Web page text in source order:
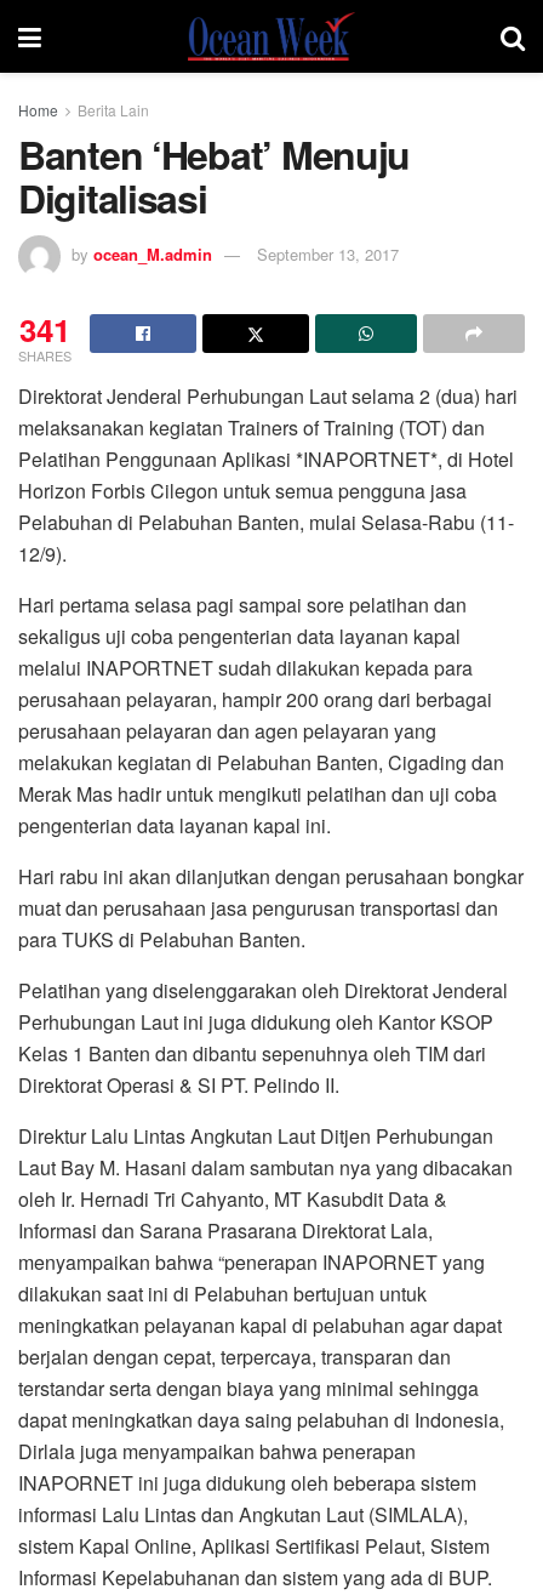
Home Berita Lain
Banten ‘Hebat’ Menuju
Digitalisasi
by ocean_M.admin September 13, 2017
341
SHARES
Direktorat Jenderal Perhubungan Laut selama 2 (dua) hari
melaksanakan kegiatan Trainers of Training (TOT) dan
Pelatihan Penggunaan Aplikasi *INAPORTNET*, di Hotel
Horizon Forbis Cilegon untuk semua pengguna jasa
Pelabuhan di Pelabuhan Banten, mulai Selasa-Rabu (11-
12/9).
Hari pertama selasa pagi sampai sore pelatihan dan
sekaligus uji coba pengenterian data layanan kapal
melalui INAPORTNET sudah dilakukan kepada para
perusahaan pelayaran, hampir 200 orang dari berbagai
perusahaan pelayaran dan agen pelayaran yang
melakukan kegiatan di Pelabuhan Banten, Cigading dan
Merak Mas hadir untuk mengikuti pelatihan dan uji coba
pengenterian data layanan kapal ini.
Hari rabu ini akan dilanjutkan dengan perusahaan bongkar
muat dan perusahaan jasa pengurusan transportasi dan
para TUKS di Pelabuhan Banten.
Pelatihan yang diselenggarakan oleh Direktorat Jenderal
Perhubungan Laut ini juga didukung oleh Kantor KSOP
Kelas 1 Banten dan dibantu sepenuhnya oleh TIM dari
Direktorat Operasi & SI PT. Pelindo II.
Direktur Lalu Lintas Angkutan Laut Ditjen Perhubungan
Laut Bay M. Hasani dalam sambutan nya yang dibacakan
oleh Ir. Hernadi Tri Cahyanto, MT Kasubdit Data &
Informasi dan Sarana Prasarana Direktorat Lala,
menyampaikan bahwa “penerapan INAPORNET yang
dilakukan saat ini di Pelabuhan bertujuan untuk
meningkatkan pelayanan kapal di pelabuhan agar dapat
berjalan dengan cepat, terpercaya, transparan dan
terstandar serta dengan biaya yang minimal sehingga
dapat meningkatkan daya saing pelabuhan di Indonesia,
Dirlala juga menyampaikan bahwa penerapan
INAPORNET ini juga didukung oleh beberapa sistem
informasi Lalu Lintas dan Angkutan Laut (SIMLALA),
sistem Kapal Online, Aplikasi Sertifikasi Pelaut, Sistem
Informasi Kepelabuhanan dan sistem yang ada di BUP.